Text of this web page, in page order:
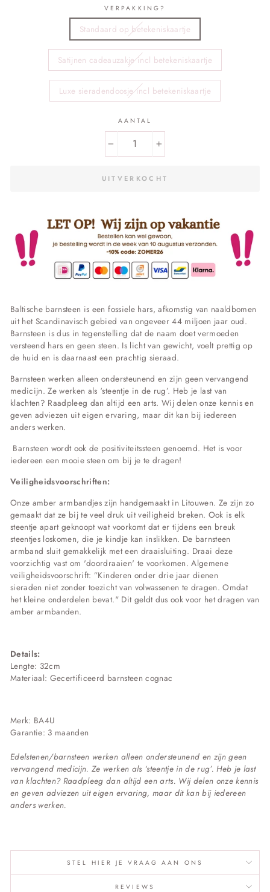
VERPAKKING?
Standaard op betekeniskaartje
Satijnen cadeauzakje incl betekeniskaartje
Luxe sieradendoosje incl betekeniskaartje
AANTAL
+
UITVERKOCHT
Baltische barnsteen is een fossiele hars, afkomstig van naaldbomen
uit het Scandinavisch gebied van ongeveer 44 miljoen jaar oud.
Barnsteen is dus in tegenstelling dat de naam doet vermoeden
versteend hars en geen steen. Is licht van gewicht, voelt prettig op
de huid en is daarnaast een prachtig sieraad.
Barnsteen werken alleen ondersteunend en zijn geen vervangend
medicijn. Ze werken als ‘steentje in de rug’. Heb je last van
klachten? Raadpleeg dan altijd een arts. Wij delen onze kennis en
geven adviezen uit eigen ervaring, maar dit kan bij iedereen
anders werken.
Barnsteen wordt ook de positiviteitssteen genoemd. Het is voor
iedereen een mooie steen om bij je te dragen!
Veiligheidsvoorschriften:
Onze amber armbandjes zijn handgemaakt in Litouwen. Ze zijn zo
gemaakt dat ze bij te veel druk uit veiligheid breken. Ook is elk
steentje apart geknoopt wat voorkomt dat er tijdens een breuk
steentjes loskomen, die je kindje kan inslikken. De barnsteen
armband sluit gemakkelijk met een draaisluiting. Draai deze
voorzichtig vast om 'doordraaien' te voorkomen.Algemene
veiligheidsvoorschrift: ”Kinderen onder drie jaar dienen
sieraden niet zonder toezicht van volwassenen te dragen. Omdat
het kleine onderdelen bevat." Dit geldt dus ook voor het dragen van
amber armbanden.
Details:
Lengte: 32cm
Materiaal: Gecertificeerd barnsteen cognac
Merk: BA4U
Garantie: 3 maanden
Edelstenen/barnsteen werken alleen ondersteunend en zijn geen
vervangend medicijn. Ze werken als ‘steentje in de rug’. Heb je last
van klachten? Raadpleeg dan altijd een arts. Wij delen onze kennis
en geven adviezen uit eigen ervaring, maar dit kan bij iedereen
anders werken.
STEL HIER JE VRAAG AAN ONS
REVIEWS